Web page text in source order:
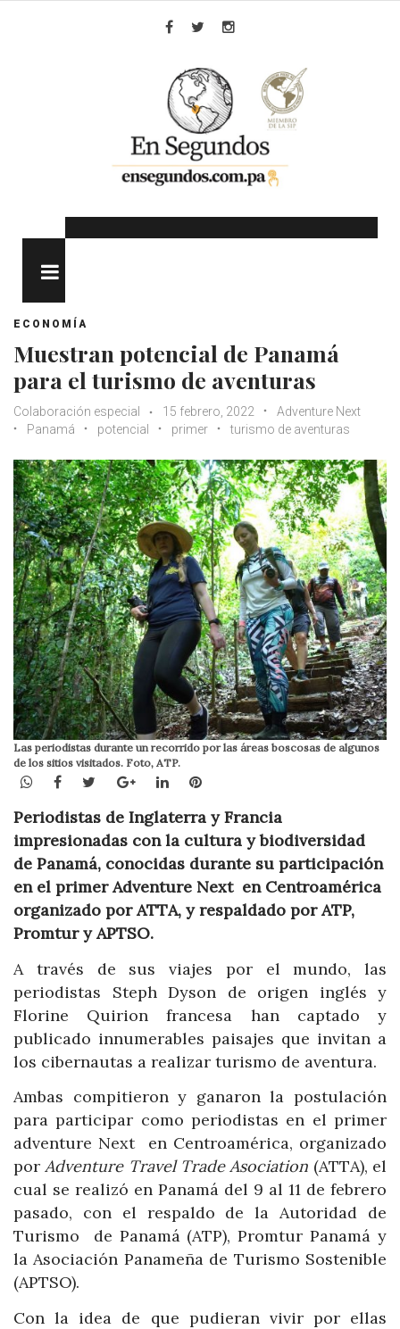
ECONOMÍA
Muestran potencial de Panamá
para el turismo de aventuras
Colaboración especial 15 febrero, 2022
Adventure Next
Panamá
potencial primer turismo de aventuras
Las periodistas durante un recorrido por las áreas boscosas de algunos
de los sitios visitados. Foto, ATP.
WhatsApp
Facebook
TwitterGoogle+LinkedInPinterest
Periodistas de Inglaterra y Francia
impresionadas con la cultura y biodiversidad
de Panamá, conocidas durante su participación
en el primer Adventure Next en Centroamérica
organizado por ATTA, y respaldado por ATP,
Promtur y APTSO.
A través de sus viajes por el mundo, las
periodistas Steph Dyson de origen inglés y
Florine Quirion francesa han captado y
publicado innumerables paisajes que invitan a
los cibernautas a realizar turismo de aventura.
Ambas compitieron y ganaron la postulación
para participar como periodistas en el primer
adventure Next en Centroamérica, organizado
porAdventure Travel Trade Asociation (ATTA), el
cual se realizó en Panamá del 9 al 11 de febrero
pasado, con el respaldo de la Autoridad de
Turismo de Panamá (ATP), Promtur Panamá y
la Asociación Panameña de Turismo Sostenible
(APTSO).
Con la idea de que pudieran vivir por ellas